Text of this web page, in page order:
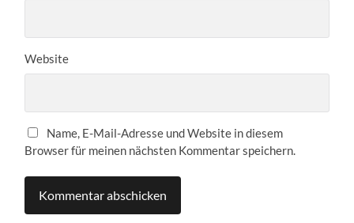
Website
Name, E-Mail-Adresse und Website in diesem
Browser für meinen nächsten Kommentar speichern.